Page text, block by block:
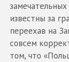
известны за
переехав на
совсем
том, что